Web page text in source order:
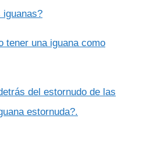
iguanas?
tener una iguana como
del estornudo de las
estornuda?.